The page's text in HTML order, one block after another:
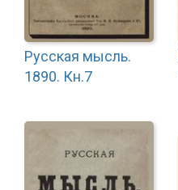
Русская мысль.
1890. Кн.7